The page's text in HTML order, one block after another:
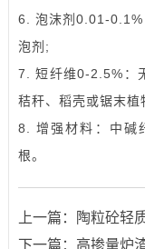
6. 泡沫剂0.01-0.1%
泡剂;
7. 短纤维0-2.5%：
秸秆、稻壳或锯末植
8. 增强材料：中碱
根。
上一篇：
陶粒砼轻
下一篇： 高掺量炉